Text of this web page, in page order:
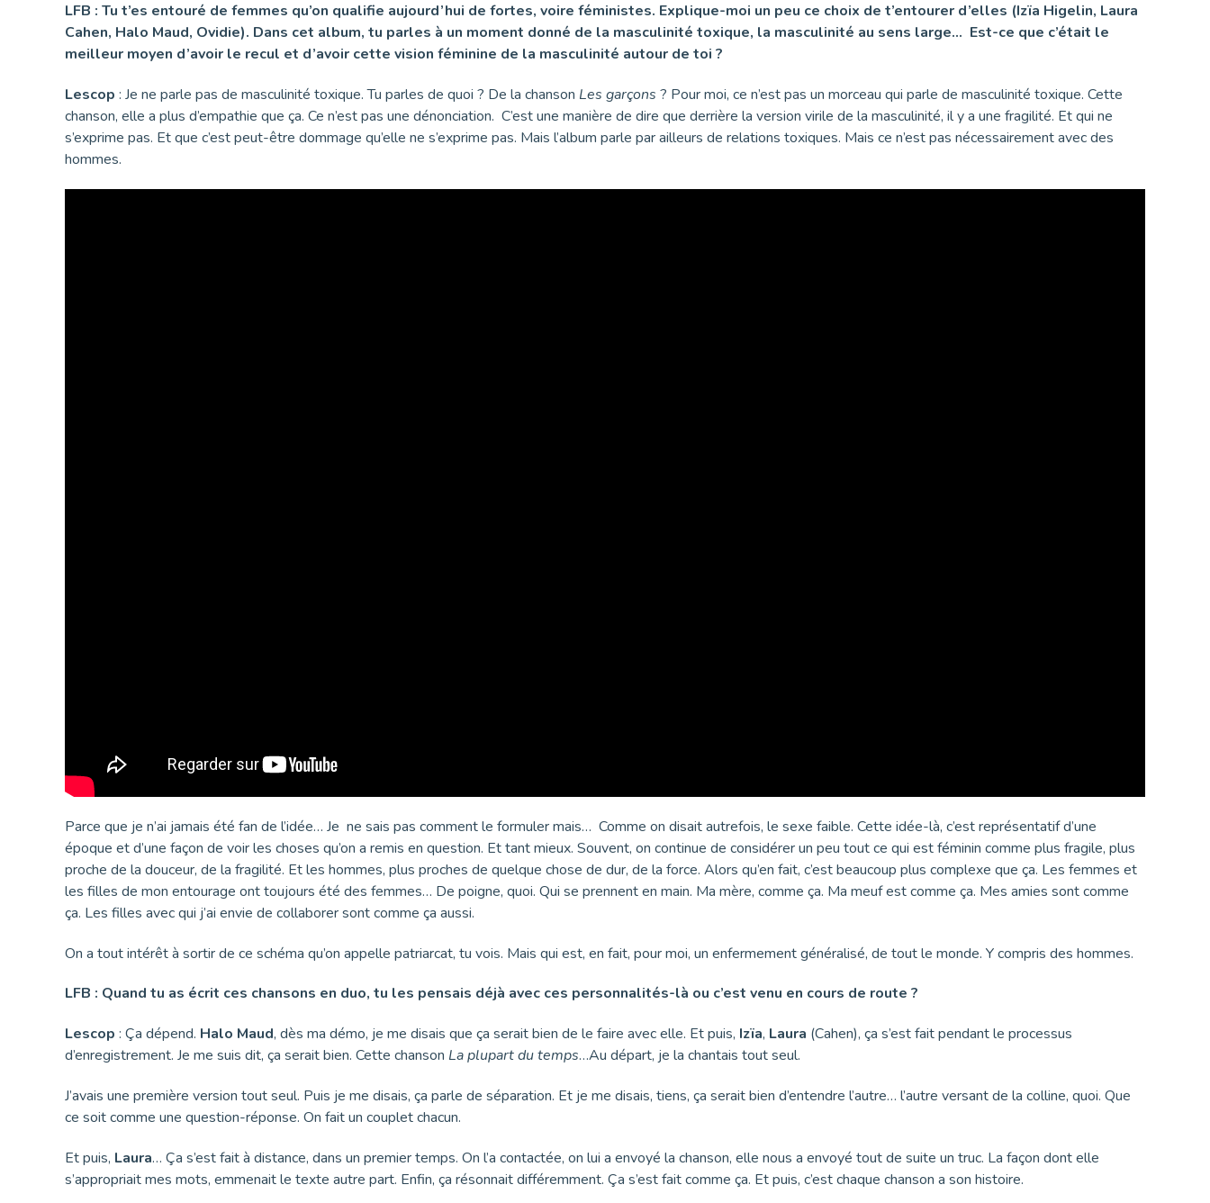
LFB : Tu t’es entouré de femmes qu’on qualifie aujourd’hui de fortes, voire féministes. Explique-moi un peu ce choix de t’entourer d’elles (Izïa Higelin, Laura
Cahen, Halo Maud, Ovidie). Dans cet album, tu parles à un moment donné de la masculinité toxique, la masculinité au sens large… Est-ce que c’était le
meilleur moyen d’avoir le recul et d’avoir cette vision féminine de la masculinité autour de toi ?
Lescop : Je ne parle pas de masculinité toxique. Tu parles de quoi ? De la chanson Les garçons ? Pour moi, ce n’est pas un morceau qui parle de masculinité toxique. Cette
chanson, elle a plus d’empathie que ça. Ce n’est pas une dénonciation. C’est une manière de dire que derrière la version virile de la masculinité, il y a une fragilité. Et qui ne
s’exprime pas. Et que c’est peut-être dommage qu’elle ne s’exprime pas. Mais l’album parle par ailleurs de relations toxiques. Mais ce n’est pas nécessairement avec des
hommes.
Parce que je n’ai jamais été fan de l’idée… Je ne sais pas comment le formuler mais… Comme on disait autrefois, le sexe faible. Cette idée-là, c’est représentatif d’une
époque et d’une façon de voir les choses qu’on a remis en question. Et tant mieux. Souvent, on continue de considérer un peu tout ce qui est féminin comme plus fragile, plus
proche de la douceur, de la fragilité. Et les hommes, plus proches de quelque chose de dur, de la force. Alors qu’en fait, c’est beaucoup plus complexe que ça. Les femmes et
les filles de mon entourage ont toujours été des femmes… De poigne, quoi. Qui se prennent en main. Ma mère, comme ça. Ma meuf est comme ça. Mes amies sont comme
ça. Les filles avec qui j’ai envie de collaborer sont comme ça aussi.
On a tout intérêt à sortir de ce schéma qu’on appelle patriarcat, tu vois. Mais qui est, en fait, pour moi, un enfermement généralisé, de tout le monde. Y compris des hommes.
LFB : Quand tu as écrit ces chansons en duo, tu les pensais déjà avec ces personnalités-là ou c’est venu en cours de route ?
Lescop : Ça dépend. Halo Maud, dès ma démo, je me disais que ça serait bien de le faire avec elle. Et puis, Izïa, Laura (Cahen), ça s’est fait pendant le processus
d’enregistrement. Je me suis dit, ça serait bien. Cette chanson La plupart du temps…Au départ, je la chantais tout seul.
J’avais une première version tout seul. Puis je me disais, ça parle de séparation. Et je me disais, tiens, ça serait bien d’entendre l’autre… l’autre versant de la colline, quoi. Que
ce soit comme une question-réponse. On fait un couplet chacun.
Et puis, Laura… Ça s’est fait à distance, dans un premier temps. On l’a contactée, on lui a envoyé la chanson, elle nous a envoyé tout de suite un truc. La façon dont elle
s’appropriait mes mots, emmenait le texte autre part. Enfin, ça résonnait différemment. Ça s’est fait comme ça. Et puis, c’est chaque chanson a son histoire.